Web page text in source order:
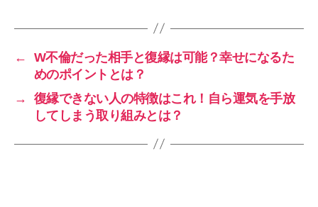
←
W不倫だった相手と復縁は可能？幸せになるた
めのポイントとは？
→
復縁できない人の特徴はこれ！自ら運気を手放
してしまう取り組みとは？